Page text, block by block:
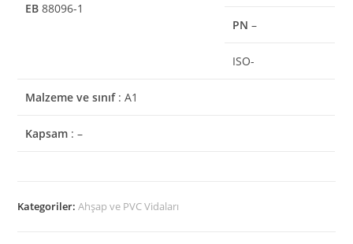
EB 88096-1
PN –
ISO-
Malzeme ve sınıf: A1
Kapsam : –
Kategoriler:Ahşap ve PVC Vidaları